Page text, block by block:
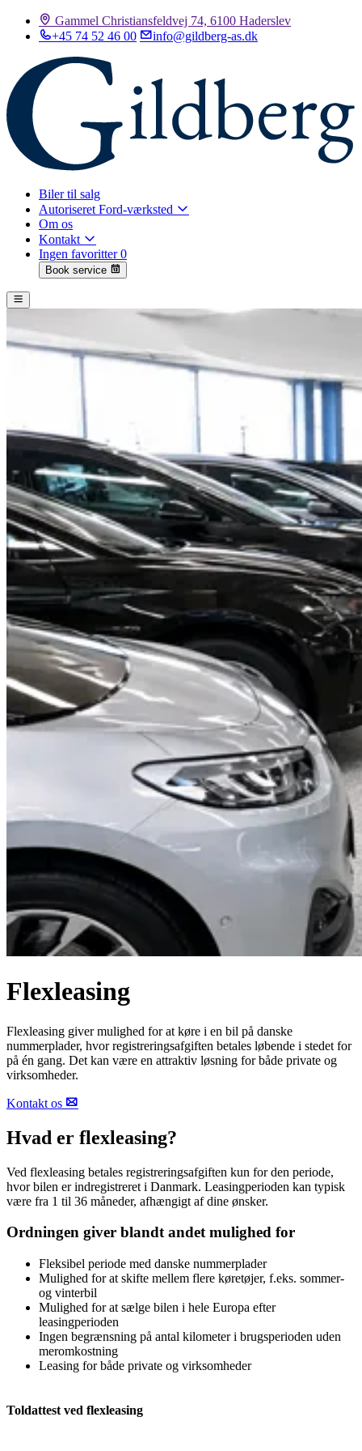
Gammel Christiansfeldvej 74, 6100 Haderslev
+45 74 52 46 00
info@gildberg-as.dk
Biler til salg
Autoriseret Ford-værksted
Om os
Kontakt
Ingen favoritter 0
Book service
Flexleasing
Flexleasing giver mulighed for at køre i en bil på danske
nummerplader, hvor registreringsafgiften betales løbende i stedet for
på én gang. Det kan være en attraktiv løsning for både private og
virksomheder.
Kontakt os
Hvad er flexleasing?
Ved flexleasing betales registreringsafgiften kun for den periode,
hvor bilen er indregistreret i Danmark. Leasingperioden kan typisk
være fra 1 til 36 måneder, afhængigt af dine ønsker.
Ordningen giver blandt andet mulighed for
Fleksibel periode med danske nummerplader
Mulighed for at skifte mellem flere køretøjer, f.eks. sommer-
og vinterbil
Mulighed for at sælge bilen i hele Europa efter
leasingperioden
Ingen begrænsning på antal kilometer i brugsperioden uden
meromkostning
Leasing for både private og virksomheder
Toldattest ved flexleasing